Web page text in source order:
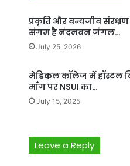
प्रकृति और वन्यजीव
संगम है नंदनवन जंगल…
July 25, 2026
मेडिकल कॉलेज में हॉस्टल
माँग पर NSUI का…
July 15, 2025
Leave a Reply